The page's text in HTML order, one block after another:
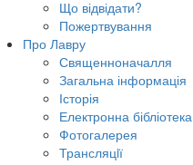
Що відвідати?
Пожертвування
Про Лавру
Священноначалля
Загальна інформація
Історія
Електронна бібліотека
Фотогалерея
Трансляцiї